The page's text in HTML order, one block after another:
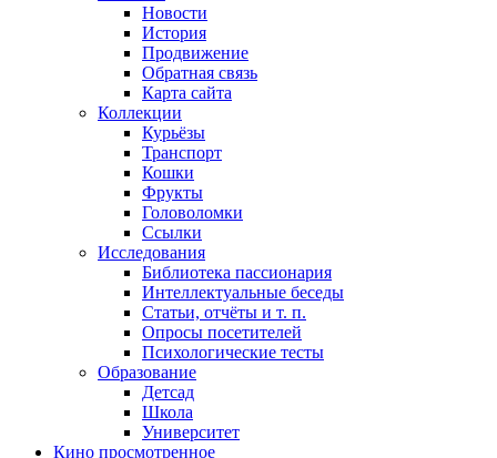
Новости
История
Продвижение
Обратная связь
Карта сайта
Коллекции
Курьёзы
Транспорт
Кошки
Фрукты
Головоломки
Ссылки
Исследования
Библиотека пассионария
Интеллектуальные беседы
Статьи, отчёты и т. п.
Опросы посетителей
Психологические тесты
Образование
Детсад
Школа
Университет
Кино просмотренное